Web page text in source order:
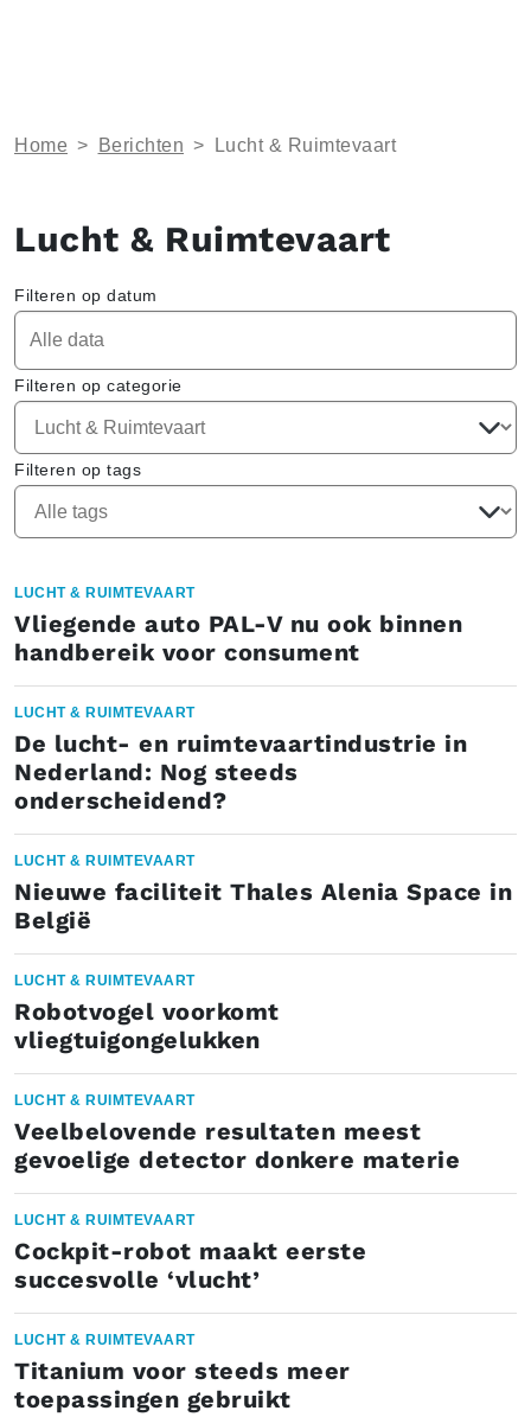
Home > Berichten > Lucht & Ruimtevaart
Lucht & Ruimtevaart
Filteren op datum
Filteren op categorie
Filteren op tags
LUCHT & RUIMTEVAART
Vliegende auto PAL-V nu ook binnen
handbereik voor consument
LUCHT & RUIMTEVAART
De lucht- en ruimtevaartindustrie in
Nederland: Nog steeds
onderscheidend?
LUCHT & RUIMTEVAART
Nieuwe faciliteit Thales Alenia Space in
België
LUCHT & RUIMTEVAART
Robotvogel voorkomt
vliegtuigongelukken
LUCHT & RUIMTEVAART
Veelbelovende resultaten meest
gevoelige detector donkere materie
LUCHT & RUIMTEVAART
Cockpit-robot maakt eerste
succesvolle ‘vlucht’
LUCHT & RUIMTEVAART
Titanium voor steeds meer
toepassingen gebruikt